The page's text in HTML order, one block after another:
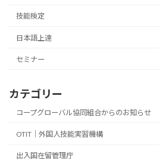
技能検定
日本語上達
セミナー
カテゴリー
コープグローバル協同組合からのお知らせ
OTIT｜外国人技能実習機構
出入国在留管理庁